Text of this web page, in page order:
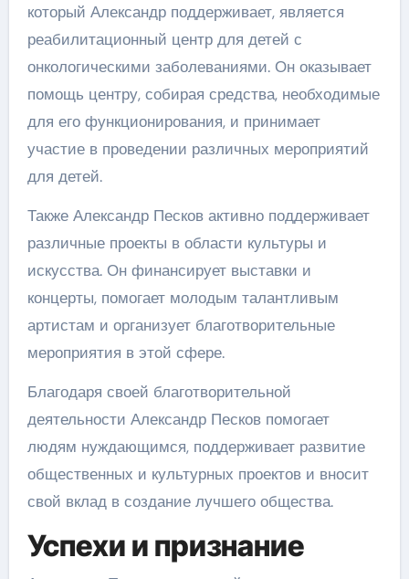
который Александр поддерживает, является
реабилитационный центр для детей с
онкологическими заболеваниями. Он оказывает
помощь центру, собирая средства, необходимые
для его функционирования, и принимает
участие в проведении различных мероприятий
для детей.
Также Александр Песков активно поддерживает
различные проекты в области культуры и
искусства. Он финансирует выставки и
концерты, помогает молодым талантливым
артистам и организует благотворительные
мероприятия в этой сфере.
Благодаря своей благотворительной
деятельности Александр Песков помогает
людям нуждающимся, поддерживает развитие
общественных и культурных проектов и вносит
свой вклад в создание лучшего общества.
Успехи и признание